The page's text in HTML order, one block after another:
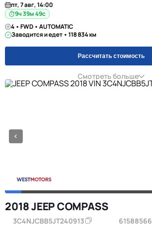
пт, 7 авг, 14:00
9ч 39м 48с
4 • FWD • AUTOMATIC
Заводится и едет • 118 834 км
Рассчитать стоимость
Смотреть больше
2018 JEEP COMPASS
3C4NJCBB5JT240913 61588566